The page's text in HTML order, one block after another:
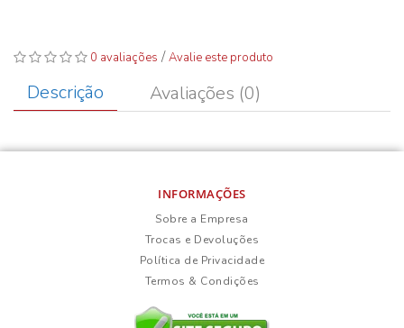
0 avaliações /Avalie este produto
Descrição Avaliações (0)
INFORMAÇÕES
Sobre a Empresa
Trocas e Devoluções
Política de Privacidade
Termos & Condições